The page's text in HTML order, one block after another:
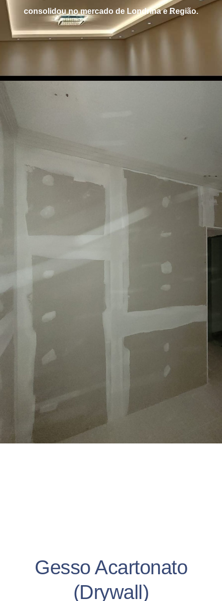
consolidou no mercado de Londrina e Região.
Gesso Acartonato
(Drywall)